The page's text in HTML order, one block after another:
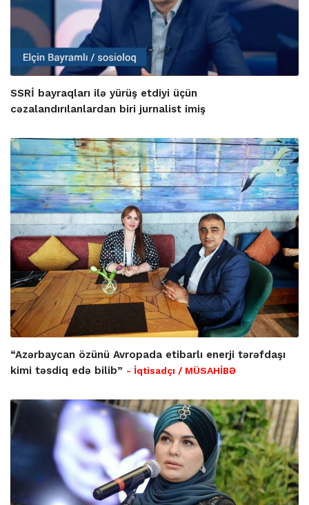
SSRİ bayraqları ilə yürüş etdiyi üçün
cəzalandırılanlardan biri jurnalist imiş
“Azərbaycan özünü Avropada etibarlı enerji tərəfdaşı
kimi təsdiq edə bilib” - İqtisadçı / MÜSAHİBƏ